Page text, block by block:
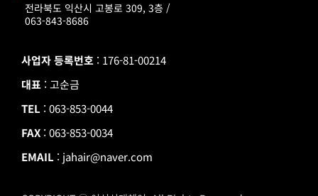
전라북도 익산시 고봉로 309, 3층 /
063-843-8686
사업자 등록번호 : 176-81-00214
대표 : 고순금
TEL : 063-853-0044
FAX : 063-853-0034
EMAIL : jahair@naver.com